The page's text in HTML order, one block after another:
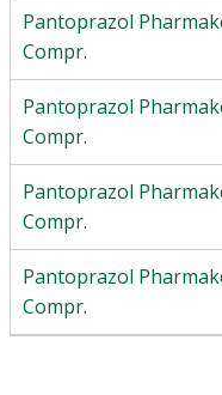
Pantoprazol
Compr.
Pantoprazol
Compr.
Pantoprazol
Compr.
Pantoprazol
Compr.